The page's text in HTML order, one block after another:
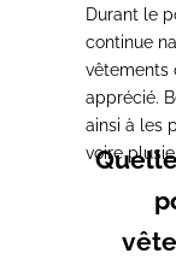
Durant le
continue
vêtements
apprécié.
ainsi à les
voire